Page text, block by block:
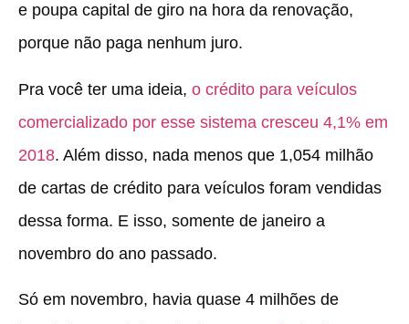
e poupa capital de giro na hora da renovação,
porque não paga nenhum juro.
Pra você ter uma ideia, o crédito para veículos
comercializado por esse sistema cresceu 4,1% em
2018. Além disso, nada menos que 1,054 milhão
de cartas de crédito para veículos foram vendidas
dessa forma. E isso, somente de janeiro a
novembro do ano passado.
Só em novembro, havia quase 4 milhões de